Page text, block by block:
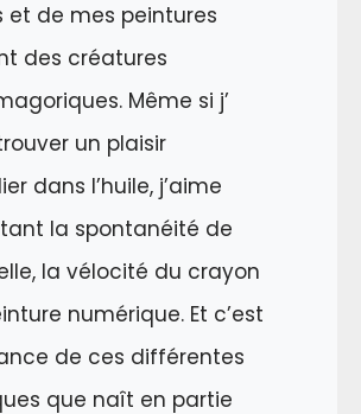
et de mes peintures
des créatures
Même si j’
un plaisir
dans l’huile, j’aime
la spontanéité de
la vélocité du crayon
numérique. Et c’est
de ces différentes
que naît en partie